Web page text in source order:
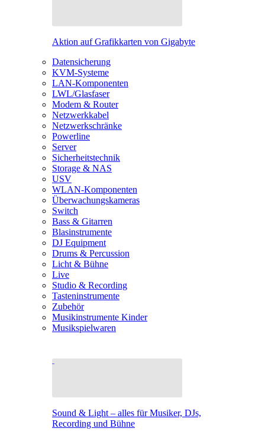
Aktion auf Grafikkarten von Gigabyte
Datensicherung
KVM-Systeme
LAN-Komponenten
LWL/Glasfaser
Modem & Router
Netzwerkkabel
Netzwerkschränke
Powerline
Server
Sicherheitstechnik
Storage & NAS
USV
WLAN-Komponenten
Überwachungskameras
Switch
Bass & Gitarren
Blasinstrumente
DJ Equipment
Drums & Percussion
Licht & Bühne
Live
Studio & Recording
Tasteninstrumente
Zubehör
Musikinstrumente Kinder
Musikspielwaren
Sound & Light – alles für Musiker, DJs,
Recording und Bühne